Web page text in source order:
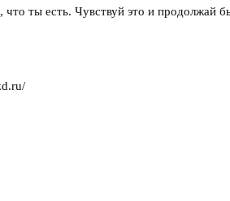
что ты есть. Чувствуй это и продолжай